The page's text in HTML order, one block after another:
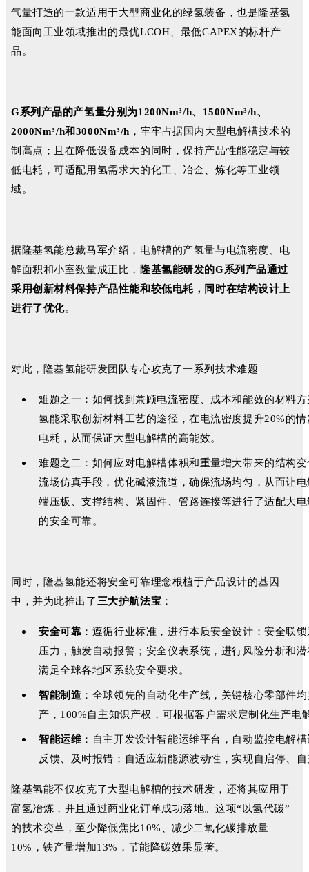
气量打造的一款适用于大型商业化的绿氢装备，也是隆基氢
能面向工业领域推出的最优LCOH、最低CAPEX的标杆产
品。
G系列产品的产氢量分别为1200Nm³/h、1500Nm³/h、
2000Nm³/h和3000Nm³/h ，牢牢占据国内大型电解槽技术的
制高点；且在降低设备成本的同时，保持产品性能稳定与较
低电耗，可适配用氢需求大的化工、冶金、炼化等工业领
域。
据隆基氢能总裁马军介绍，电解槽的产氢量与电流密度、电
解面积和小室数量成正比， 隆基氢能研发的G系列产品通过
采用创新材料保持产品性能和较低电耗，同时在结构设计上
进行了优化。
对此，隆基氢能研发团队专心攻克了一系列技术难题——
难题之一：如何找到兼顾电流密度、成本和能效的材料
氢能采取创新材料工艺的途径，在电流密度提升20%的
电耗，从而保证大型电解槽的高能效。
难题之二：如何应对电解槽体积和重量增大带来的结构
流场仿真手段，优化碱液流道，确保流场均匀，从而让
端压板、支撑结构、紧固件、管路连接等进行了适配大
的安全可靠。
同时，隆基氢能还将安全可靠理念根植于产品设计的基因
中，并为此推出了三大护航法宝 ：
安全可靠 ：遵循行业标准，进行本质安全设计；安全联
压力，触发自动报警；安全仪表系统，进行风险分析和
满足全球各地区系统安全要求。
智能制造 ：全球领先的自动化生产线，关键核心零部件
产，100%自主知识产权，可根据客户需求定制化生产电
智能运维 ：自主开发设计智能运维平台，自动监控电解
反馈、及时报错；自适应新能源波动性，实现自启停、
隆基氢能不仅攻克了大型电解槽的技术研发，还将其应用于
富氢冶炼，并且通过商业化订单成功落地。这项“以氢代碳”
的技术变革，至少降低焦比10%、减少二氧化碳排放量
10%，铁产量增加13%，节能降碳效果显著。